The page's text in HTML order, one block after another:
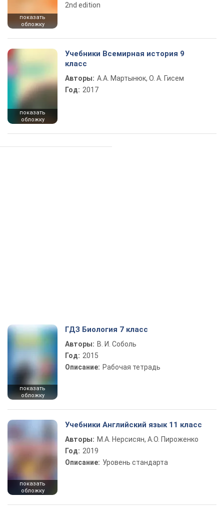
показать
обложку
2nd edition
показать
обложку
Учебники Всемирная история 9
класс
Авторы: А.А. Мартынюк, О. А. Гисем
Год: 2017
показать
обложку
ГДЗ Биология 7 класс
Авторы: В. И. Соболь
Год: 2015
Описание: Рабочая тетрадь
показать
обложку
Учебники Английский язык 11 класс
Авторы: М.А. Нерсисян, А.О. Пироженко
Год: 2019
Описание: Уровень стандарта